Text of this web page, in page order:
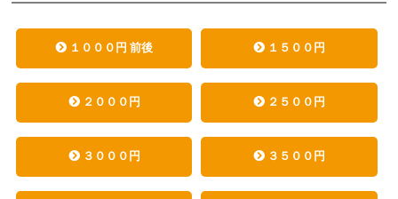
１０００円 前後 １５００円
２０００円 ２５００円
３０００円 ３５００円